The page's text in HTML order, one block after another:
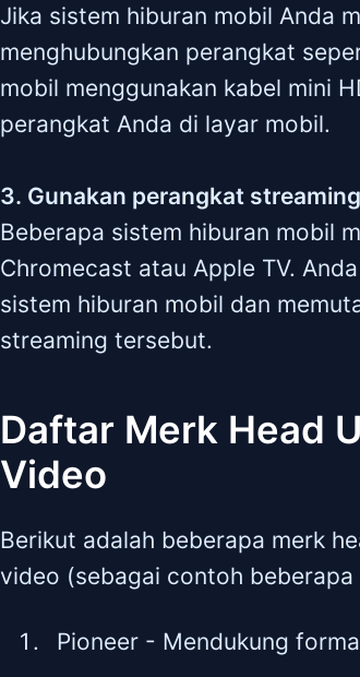
Jika sistem hiburan mobil Anda
menghubungkan perangkat
mobil menggunakan kabel mini
perangkat Anda di layar mobil.
3. Gunakan perangkat streaming
Beberapa sistem hiburan mobil
Chromecast atau Apple TV.
sistem hiburan mobil dan
streaming tersebut.
Daftar Merk Head
Video
Berikut adalah beberapa merk
video (sebagai contoh
Pioneer - Mendukung